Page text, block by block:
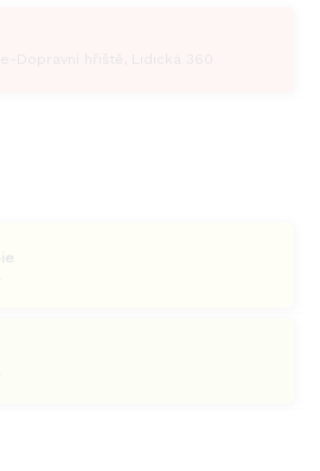
Dopravní hřiště, Lidická 360